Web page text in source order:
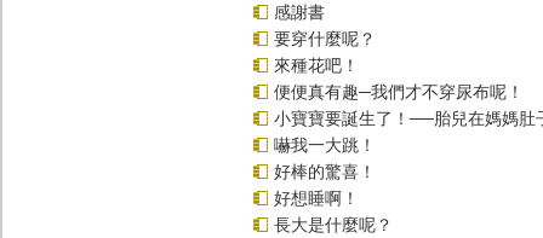
感謝書
要穿什麼呢？
來種花吧！
便便真有趣─我們才不穿尿布呢！
小寶寶要誕生了！──胎兒在媽媽肚
嚇我一大跳！
好棒的驚喜！
好想睡啊！
長大是什麼呢？